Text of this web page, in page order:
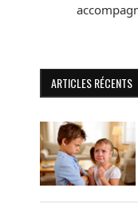
ARTICLES RÉCENTS